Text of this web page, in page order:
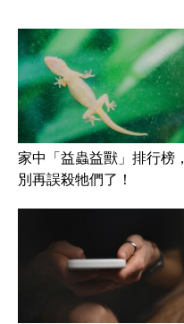
家中「益蟲益獸」排行榜，
別再誤殺牠們了！